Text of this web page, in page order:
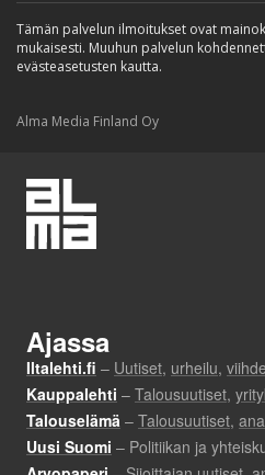
Tämän palvelun ilmoitukset ovat
mukaisesti. Muuhun palvelun
evästeasetusten kautta.
Alma Media Finland Oy